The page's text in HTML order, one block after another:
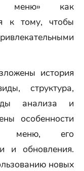
меню» как
к тому, чтобы
история
структура,
анализа и
особенности
меню, его
и обновления.
новых